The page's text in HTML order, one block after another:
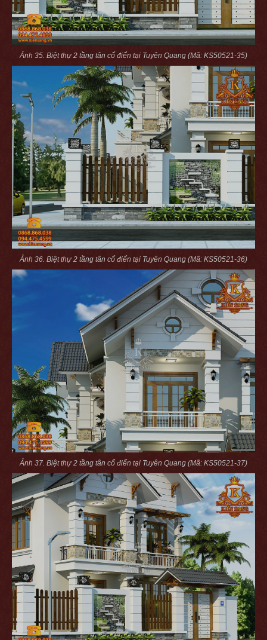
Ảnh 35. Biệt thự 2 tầng tân cổ điển tại Tuyên Quang (Mã: KS50521-35)
Ảnh 36. Biệt thự 2 tầng tân cổ điển tại Tuyên Quang (Mã: KS50521-36)
Ảnh 37. Biệt thự 2 tầng tân cổ điển tại Tuyên Quang (Mã: KS50521-37)